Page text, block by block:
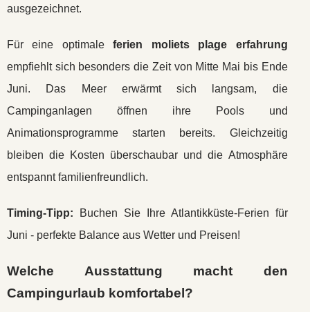
ausgezeichnet.
Für eine optimaleferien moliets plage erfahrung
empfiehlt sich besonders die Zeit von Mitte Mai bis Ende
Juni. Das Meer erwärmt sich langsam, die
Campinganlagen öffnen ihre Pools und
Animationsprogramme starten bereits. Gleichzeitig
bleiben die Kosten überschaubar und die Atmosphäre
entspannt familienfreundlich.
Timing-Tipp: Buchen Sie Ihre Atlantikküste-Ferien für
Juni - perfekte Balance aus Wetter und Preisen!
Welche Ausstattung macht den
Campingurlaub komfortabel?